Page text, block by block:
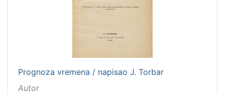
Prognoza vremena / napisao J. Torbar
Autor